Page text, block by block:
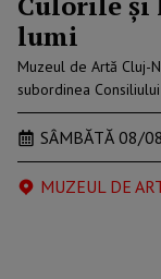
lumi
Muzeul de Artă Cluj-
subordinea
SÂMBĂTĂ 08/08
MUZEUL DE